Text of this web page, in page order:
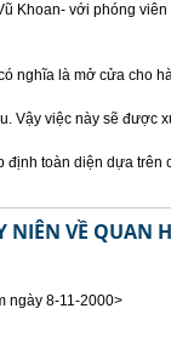
Khoan- với phóng
nghĩa là mở cửa cho
Vậy việc này sẽ được
toàn diện dựa trên
VỀ QUAN
ngày 8-11-2000>